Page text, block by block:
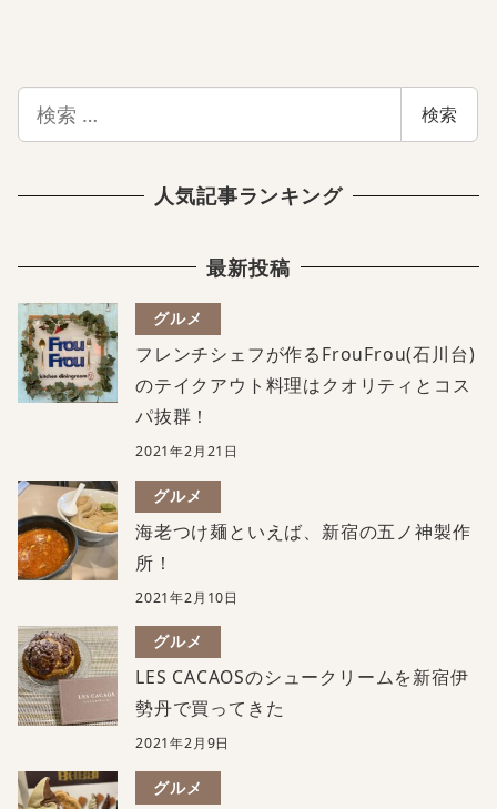
索
検索
人気記事ランキング
最新投稿
グルメ
フレンチシェフが作るFrouFrou(石川台)
のテイクアウト料理はクオリティとコス
パ抜群！
2021年2月21日
グルメ
海老つけ麺といえば、新宿の五ノ神製作
所！
2021年2月10日
グルメ
LES CACAOSのシュークリームを新宿伊
勢丹で買ってきた
2021年2月9日
グルメ